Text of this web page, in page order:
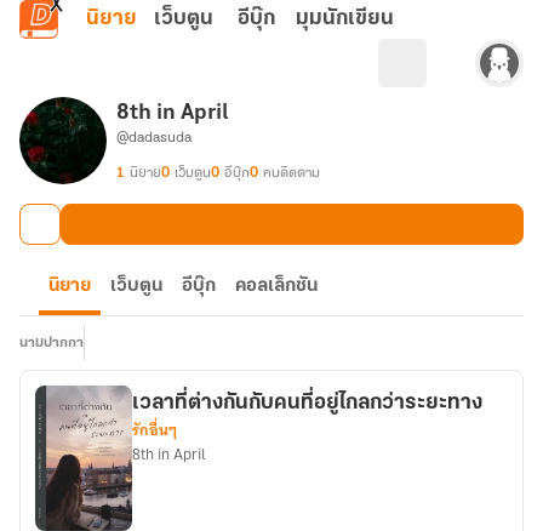
ข้ามไปยังเนื้อหาหลัก
นิยาย เว็บตูน อีบุ๊ก มุมนักเขียน
8th in April
@dadasuda
1 นิยาย0 เว็บตูน0 อีบุ๊ก0 คนติดตาม
นิยาย เว็บตูน อีบุ๊ก คอลเล็กชัน
นามปากกา
เวลาที่ต่างกันกับคนที่อยู่ไกลกว่าระยะทาง
รักอื่นๆ
8th in April